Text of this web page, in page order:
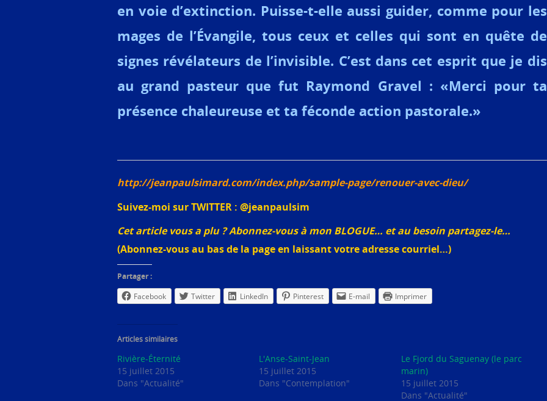
en voie d’extinction. Puisse-t-elle aussi guider, comme pour les
mages de l’Évangile, tous ceux et celles qui sont en quête de
signes révélateurs de l’invisible. C’est dans cet esprit que je dis
au grand pasteur que fut Raymond Gravel : «Merci pour ta
présence chaleureuse et ta féconde action pastorale.»
http://jeanpaulsimard.com/index.php/sample-page/renouer-avec-dieu/
Suivez-moi sur TWITTER : @jeanpaulsim
Cet article vous a plu ? Abonnez-vous à mon BLOGUE… et au besoin partagez-le…
(Abonnez-vous au bas de la page en laissant votre adresse courriel…)
Partager :
Facebook
Twitter LinkedIn Pinterest E-mail Imprimer
Articles similaires
Rivière-Éternité
15 juillet 2015
Dans "Actualité"
L'Anse-Saint-Jean
15 juillet 2015
Dans "Contemplation"
Le Fjord du Saguenay (le parc
marin)
15 juillet 2015
Dans "Actualité"